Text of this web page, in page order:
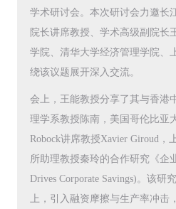
学术研讨会。本次研讨会力邀长
院长讲席教授、学术高级副院长
学院、清华大学经济管理学院、
绕该议题展开深入交流。
会上，王能教授分享了其与香港
理学系教授陈南，美国哥伦比亚
Robock讲席教授Xavier Giroud
所助理教授秦玲的合作研究《企
Drives Corporate Savings)。该研
上，引入融资摩擦与生产率冲击